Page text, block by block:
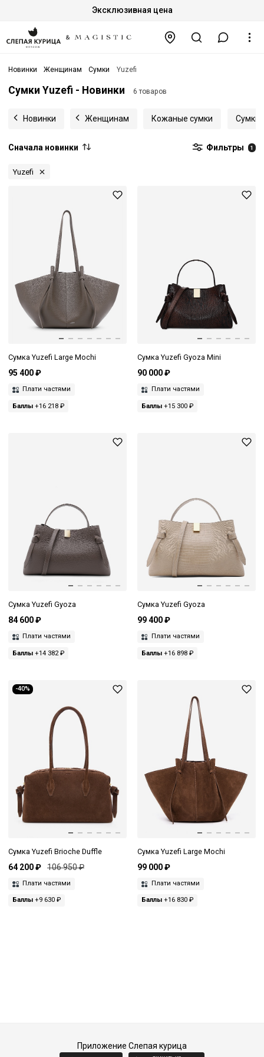
Эксклюзивная цена
Новинки Женщинам Сумки Yuzefi
Сумки Yuzefi - Новинки 6 товаров
Новинки Женщинам Кожаные сумки Сумки
Сначала новинки Фильтры 1
Yuzefi
Сумка Yuzefi Large Mochi
95 400 ₽
Плати частями
Баллы +16 218 ₽
Сумка Yuzefi Gyoza Mini
90 000 ₽
Плати частями
Баллы+15 300 ₽
Сумка Yuzefi Gyoza
84 600 ₽
Плати частями
Баллы +14 382 ₽
Сумка Yuzefi Gyoza
99 400 ₽
Плати частями
Баллы+16 898 ₽
-40%
Сумка Yuzefi Brioche Duffle
64 200 ₽ 106 950 ₽
Плати частями
Баллы +9 630 ₽
Сумка Yuzefi Large Mochi
99 000 ₽
Плати частями
Баллы+16 830 ₽
Приложение Слепая курица